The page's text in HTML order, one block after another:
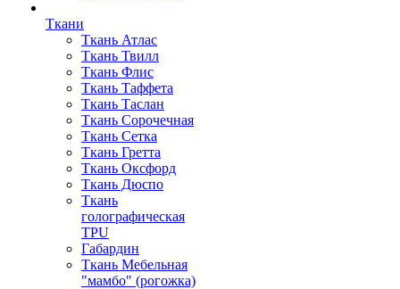
Ткани
Ткань Атлас
Ткань Твилл
Ткань Флис
Ткань Таффета
Ткань Таслан
Ткань Сорочечная
Ткань Сетка
Ткань Гретта
Ткань Оксфорд
Ткань Дюспо
Ткань
голографическая
TPU
Габардин
Ткань Мебельная
"мамбо" (рогожка)